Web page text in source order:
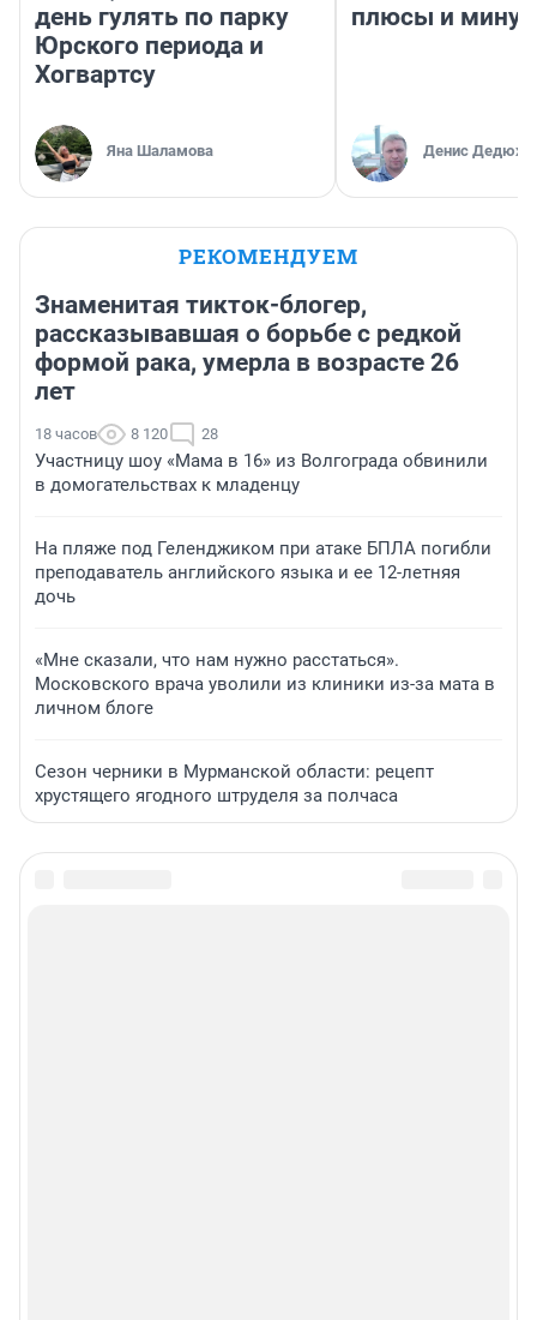
день гулять по парку
Юрского периода и
Хогвартсу
Яна Шаламова
плюсы и
Денис
РЕКОМЕНДУЕМ
Знаменитая тикток-блогер,
рассказывавшая о борьбе с редкой
формой рака, умерла в возрасте 26
лет
18 часов 8 120 28
Участницу шоу «Мама в 16» из Волгограда обвинили
в домогательствах к младенцу
На пляже под Геленджиком при атаке БПЛА погибли
преподаватель английского языка и ее 12-летняя
дочь
«Мне сказали, что нам нужно расстаться».
Московского врача уволили из клиники из-за мата в
личном блоге
Сезон черники в Мурманской области: рецепт
хрустящего ягодного штруделя за полчаса